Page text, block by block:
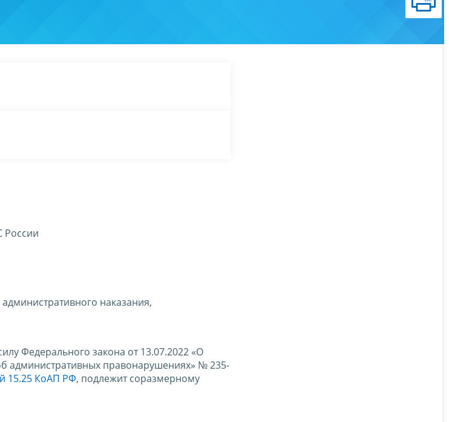
России
наказания,
Федерального закона от 13.07.2022 «О
административных правонарушениях» № 235-
15.25 КоАП РФ, подлежит соразмерному